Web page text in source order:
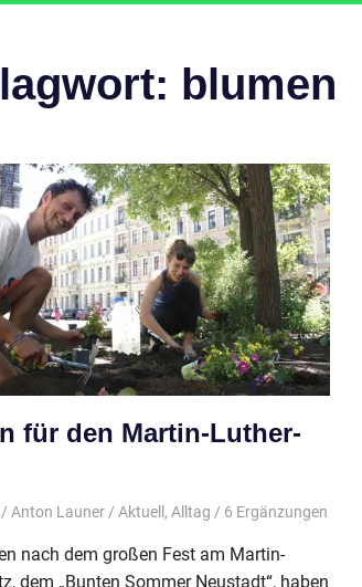
blumen
für den Martin-Luther-
Anton Launer Aktuell , Alltag / 6 Ergänzungen
nach dem großen Fest am Martin-
dem „Bunten Sommer Neustadt“, haben